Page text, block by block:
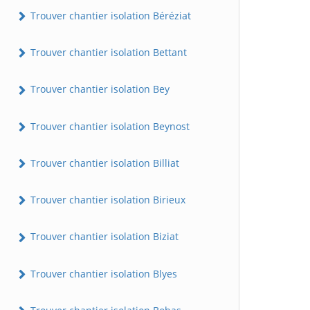
Trouver chantier isolation Béréziat
Trouver chantier isolation Bettant
Trouver chantier isolation Bey
Trouver chantier isolation Beynost
Trouver chantier isolation Billiat
Trouver chantier isolation Birieux
Trouver chantier isolation Biziat
Trouver chantier isolation Blyes